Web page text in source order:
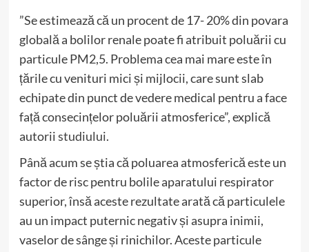
”Se estimează că un procent de 17- 20% din povara
globală a bolilor renale poate fi atribuit poluării cu
particule PM2,5. Problema cea mai mare este în
țările cu venituri mici și mijlocii, care sunt slab
echipate din punct de vedere medical pentru a face
față consecințelor poluării atmosferice”, explică
autoriistudiului.
Până acum se știa că poluarea atmosferică este un
factor de risc pentru bolile aparatului respirator
superior, însă aceste rezultate arată că particulele
au un impact puternic negativ și asupra inimii,
vaselor de sânge și rinichilor. Aceste particule